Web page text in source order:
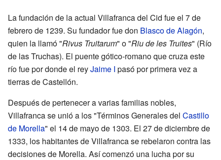
La fundación de la actual Villafranca del Cid fue el 7 de
febrero de 1239. Su fundador fue don Blasco de Alagón,
quien la llamó "Rivus Truitarum" o "Riu de les Truites" (Río
de las Truchas). El puente gótico-romano que cruza este
río fue por donde el reyJaime I pasó por primera vez a
tierras de Castellón.
Después de pertenecer a varias familias nobles,
Villafranca se unió a los "Términos Generales del Castillo
de Morella" el 14 de mayo de 1303. El 27 de diciembre de
1333, los habitantes de Villafranca se rebelaron contra las
decisiones de Morella. Así comenzó una lucha por su